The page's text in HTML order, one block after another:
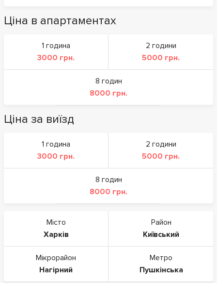
Ціна в апартаментах
1 година
3000 грн.
2 години
5000 грн.
8 годин
8000 грн.
Ціна за виїзд
1 година
3000 грн.
2 години
5000 грн.
8 годин
8000 грн.
Місто
Харків
Район
Київський
Мікрорайон
Нагірний
Метро
Пушкінська